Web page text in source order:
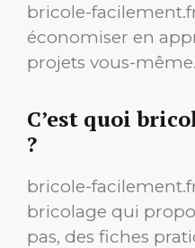
bricole-
économiser en
projets vous-même.
C’est quoi
?
bricole-
bricolage qui
pas, des fiches